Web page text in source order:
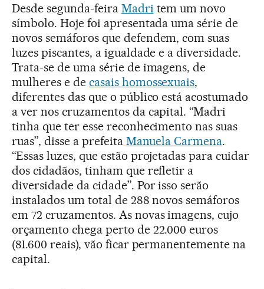
Desde segunda-feira Madri tem um novo
símbolo. Hoje foi apresentada uma série de
novos semáforos que defendem, com suas
luzes piscantes, a igualdade e a diversidade.
Trata-se de uma série de imagens, de
mulheres e de casais homossexuais,
diferentes das que o público está acostumado
a ver nos cruzamentos da capital. “Madri
tinha que ter esse reconhecimento nas suas
ruas”, disse a prefeita Manuela Carmena.
“Essas luzes, que estão projetadas para cuidar
dos cidadãos, tinham que refletir a
diversidade da cidade”. Por isso serão
instalados um total de 288 novos semáforos
em 72 cruzamentos. As novas imagens, cujo
orçamento chega perto de 22.000 euros
(81.600 reais), vão ficar permanentemente na
capital.